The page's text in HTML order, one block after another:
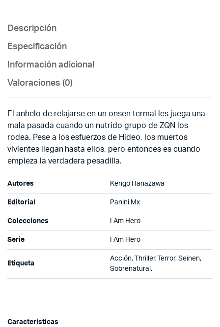
Descripción
Especificación
Información adicional
Valoraciones (0)
El anhelo de relajarse en un onsen termal les juega una
mala pasada cuando un nutrido grupo de ZQN los
rodea. Pese a los esfuerzos de Hideo, los muertos
vivientes llegan hasta ellos, pero entonces es cuando
empieza la verdadera pesadilla.
Autores Kengo Hanazawa
Editorial Panini Mx
Colecciones I Am Hero
Serie I Am Hero
Etiqueta
Acción, Thriller, Terror, Seinen,
Sobrenatural.
Características